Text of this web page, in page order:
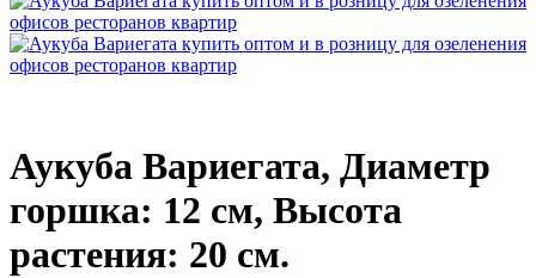
Аукуба Вариегата, Диаметр
горшка: 12 см, Высота
растения: 20 см.